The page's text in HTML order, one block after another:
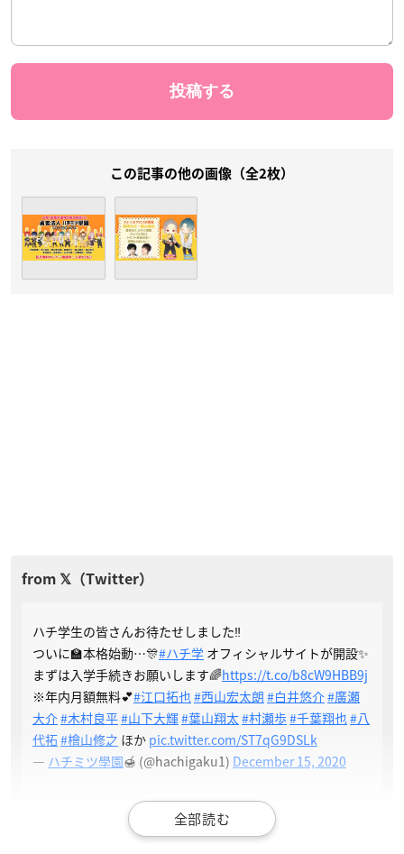
この記事の他の画像（全2枚）
ハチ学生の皆さんお待たせしました‼️
ついに🏫本格始動…🎊#ハチ学 オフィシャルサイトが開設✨
まずは入学手続きお願いします🌈https://t.co/b8cW9HBB9j
※年内月額無料💕#江口拓也#西山宏太朗 #白井悠介#廣瀬
大介#木村良平#山下大輝#葉山翔太#村瀬歩#千葉翔也#八
代拓#檜山修之 ほか pic.twitter.com/ST7qG9DSLk
— ハチミツ學園🍯 (@hachigaku1) December 15, 2020
１月28日（木）より